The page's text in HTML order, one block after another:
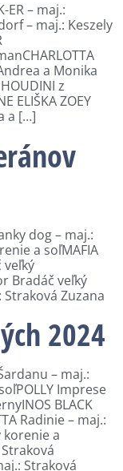
– maj.:
– maj.: Keszely
a Monika
z
ELIŠKA ZOEY
a […]
dog – maj.:
a soľMAFIA
veľký
Bradáč veľký
Straková Zuzana
2024
– maj.:
Imprese
BLACK
Radinie – maj.:
korenie a
Straková
Straková